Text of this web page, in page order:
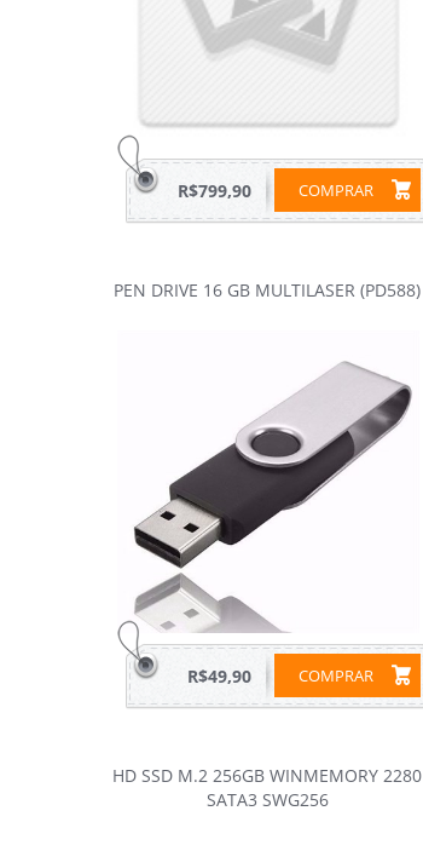
COMPRAR
R$799,90
PEN DRIVE 16 GB MULTILASER (PD588)
COMPRAR
R$49,90
HD SSD M.2 256GB WINMEMORY 2280
SATA3 SWG256